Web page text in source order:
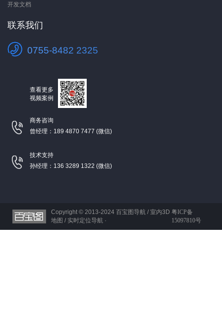
开发文档
联系我们
0755-8482 2325
查看更多
视频案例
商务咨询
曾经理：189 4870 7477 (微信)
技术支持
孙经理：136 3289 1322 (微信)
Copyright © 2013-2024 百宝图导航 / 室内3D
地图 / 实时定位导航 ·
粤ICP备
15097810号